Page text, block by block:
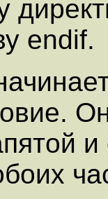
endif.